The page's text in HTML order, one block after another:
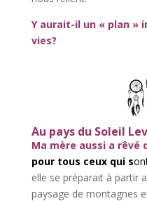
Y aurait-il un « plan »
vies?
Au pays du Soleil
Ma mère aussi a rêvé
pour tous ceux qui s
elle se préparait à partir
paysage de montagnes